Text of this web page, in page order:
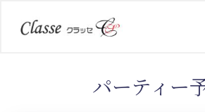
パーティー